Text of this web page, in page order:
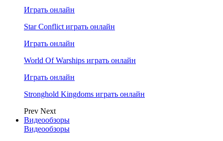
Играть онлайн
Star Conflict играть онлайн
Играть онлайн
World Of Warships играть онлайн
Играть онлайн
Stronghold Kingdoms играть онлайн
Prev Next
Видеообзоры
Видеообзоры